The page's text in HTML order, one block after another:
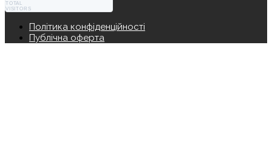
TOTAL
VISITORS
Політика конфіденційності
Публічна оферта